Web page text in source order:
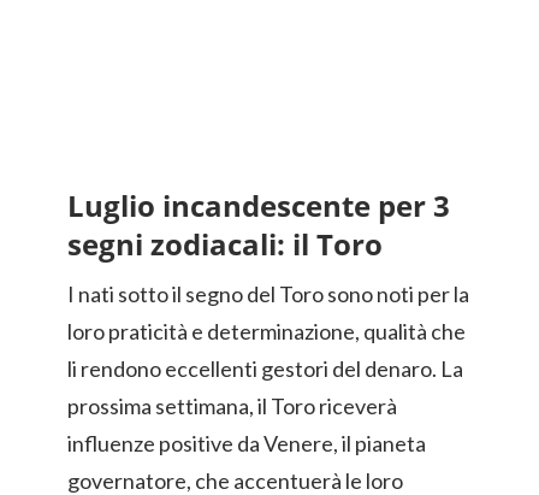
Luglio incandescente per 3
segni zodiacali: il Toro
I nati sotto il segno del Toro sono noti per la
loro praticità e determinazione, qualità che
li rendono eccellenti gestori del denaro. La
prossima settimana, il Toro riceverà
influenze positive da Venere, il pianeta
governatore, che accentuerà le loro